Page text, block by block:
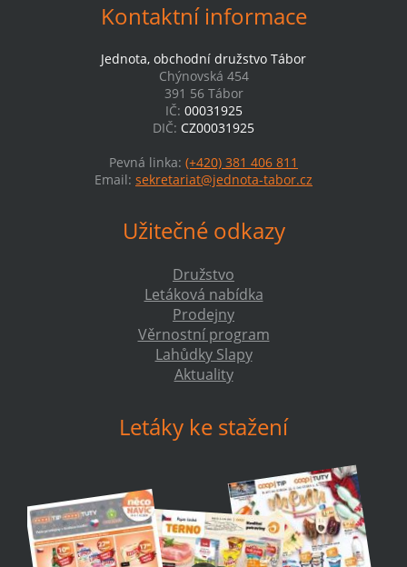
Kontaktní informace
Jednota, obchodní družstvo Tábor
Chýnovská 454
391 56 Tábor
IČ: 00031925
DIČ: CZ00031925
Pevná linka: (+420) 381 406 811
Email: sekretariat@jednota-tabor.cz
Užitečné odkazy
Družstvo
Letáková nabídka
Prodejny
Věrnostní program
Lahůdky Slapy
Aktuality
Letáky ke stažení